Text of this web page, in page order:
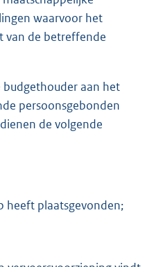
waarvoor het
van de betreffende
aan het
persoonsgebonden
de volgende
heeft plaatsgevonden;